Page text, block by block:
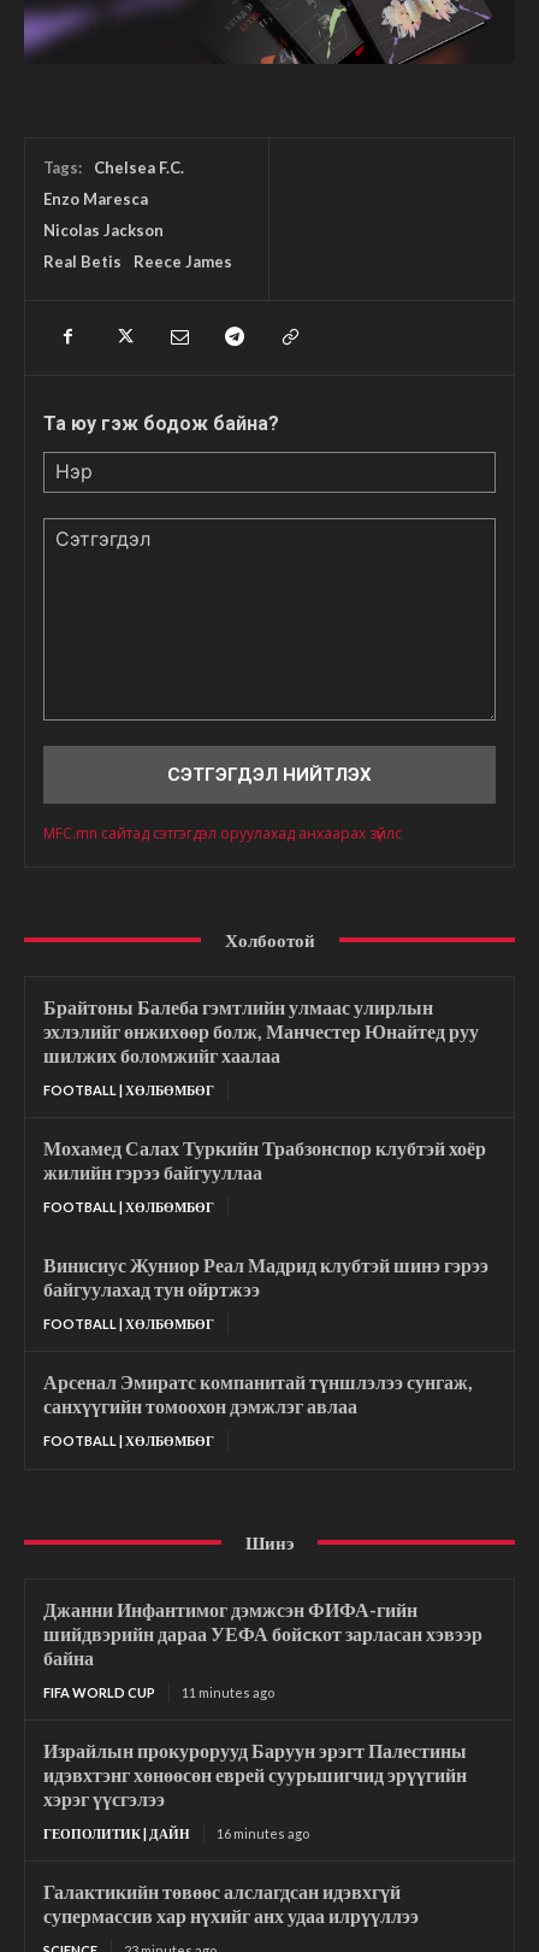
Tags:
Chelsea F.C.
Enzo Maresca
Nicolas Jackson
Real Betis
Reece James
Та юу гэж бодож байна?
MFC.mn сайтад сэтгэгдэл оруулахад анхаарах зүйлс
Холбоотой
Брайтоны Балеба гэмтлийн улмаас улирлын
эхлэлийг өнжихөөр болж, Манчестер Юнайтед руу
шилжих боломжийг хаалаа
FOOTBALL | ХӨЛБӨМБӨГ
Мохамед Салах Туркийн Трабзонспор клубтэй хоёр
жилийн гэрээ байгууллаа
FOOTBALL | ХӨЛБӨМБӨГ
Винисиус Жуниор Реал Мадрид клубтэй шинэ гэрээ
байгуулахад тун ойртжээ
FOOTBALL | ХӨЛБӨМБӨГ
Арсенал Эмиратс компанитай түншлэлээ сунгаж,
санхүүгийн томоохон дэмжлэг авлаа
FOOTBALL | ХӨЛБӨМБӨГ
Шинэ
Джанни Инфантимог дэмжсэн ФИФА-гийн
шийдвэрийн дараа УЕФА бойcкот зарласан хэвээр
байна
FIFA WORLD CUP 11 minutes ago
Израйлын прокурорууд Баруун эрэгт Палестины
идэвхтэнг хөнөөсөн еврей суурьшигчид эрүүгийн
хэрэг үүсгэлээ
ГЕОПОЛИТИК | ДАЙН 16 minutes ago
Галактикийн төвөөс алслагдсан идэвхгүй
супермассив хар нүхийг анх удаа илрүүллээ